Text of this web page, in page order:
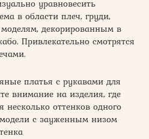
уравновесить
в области плеч, груди,
декорированным в
Привлекательно смотрятся
платья с рукавами для
внимание на изделия, где
несколько оттенков одного
с зауженным низом